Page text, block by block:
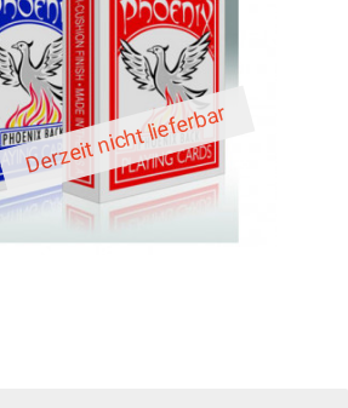
Derzeit nicht lieferbar